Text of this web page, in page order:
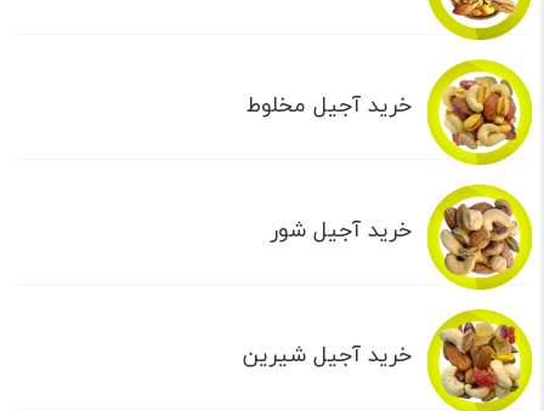
خرید آجیل مخلوط
خرید آجیل شور
خرید آجیل شیرین